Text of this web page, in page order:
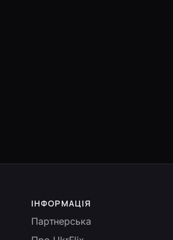
ІНФОРМАЦІЯ
Партнерська